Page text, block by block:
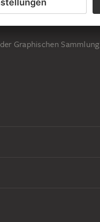
Georg Grambs
Graphischen Sammlung